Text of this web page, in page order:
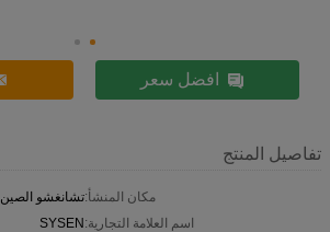
افضل سعر
تفاصيل المنتج
مكان المنشأ:تشانغشو الصين
اسم العلامة التجارية:SYSEN